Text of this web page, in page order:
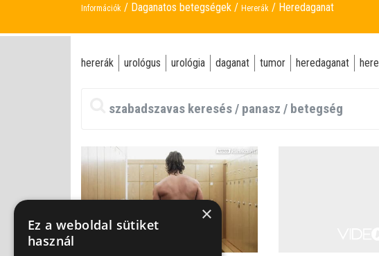
Információk Daganatos betegségek Hererák Heredaganat
hererák urológus urológia daganat tumor heredaganat here
×
Ez a weboldal sütiket
használ